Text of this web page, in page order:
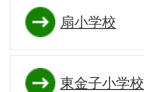
扇小学校
東金子小学校